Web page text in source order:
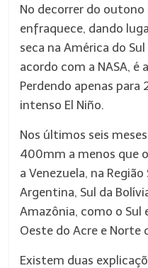
No decorrer do
enfraquece, dando
seca na América do
acordo com a NASA, é
Perdendo apenas
intenso El Niño.
Nos últimos seis
400mm a menos que
a Venezuela, na
Argentina, Sul da
Amazônia, como o Sul
Oeste do Acre e Norte
Existem duas